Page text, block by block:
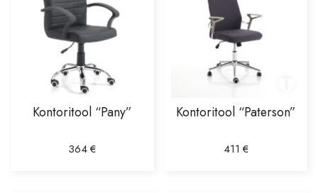
Kontoritool “Pany”
364€
Kontoritool “Paterson”
411 €